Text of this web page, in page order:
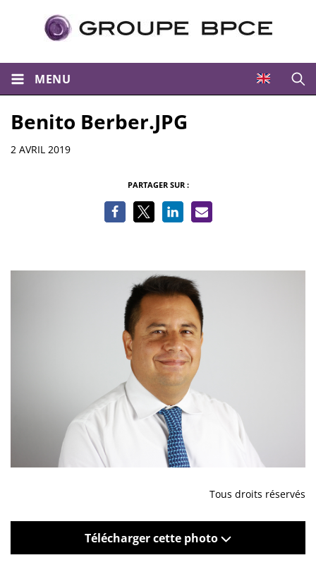
MENU
Benito Berber.JPG
Informations
2 AVRIL 2019
PARTAGER SUR :
Tous droits réservés
Télécharger cette photo